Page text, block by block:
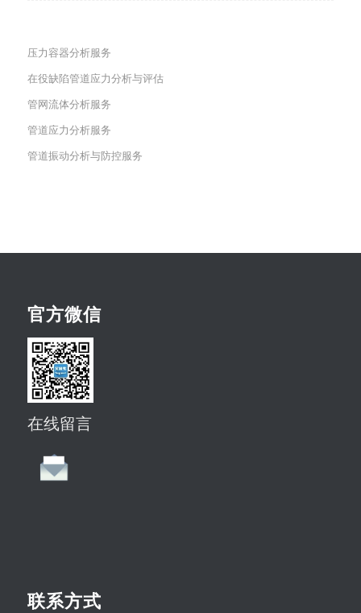
压力容器分析服务
在役缺陷管道应力分析与评估
管网流体分析服务
管道应力分析服务
管道振动分析与防控服务
官方微信
在线留言
联系方式